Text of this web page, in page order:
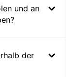
und an
der